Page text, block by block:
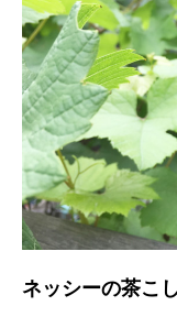
ネッシーの茶こ